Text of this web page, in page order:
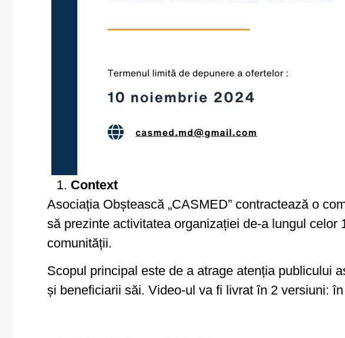
Context
Asociația Obștească „CASMED” contractează o
să prezinte activitatea organizației de-a lungul
comunității.
Scopul principal este de a atrage atenția publicului
și beneficiarii săi. Video-ul va fi livrat în 2 versiuni: